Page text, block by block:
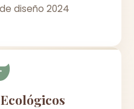
diseño 2024